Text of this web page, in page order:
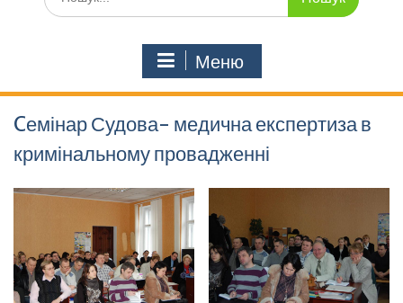
Меню
Cемінар Судова- медична експертиза в
кримінальному провадженні